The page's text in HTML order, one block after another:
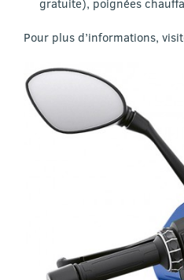
gratuite), poignées
Pour plus d’informations,